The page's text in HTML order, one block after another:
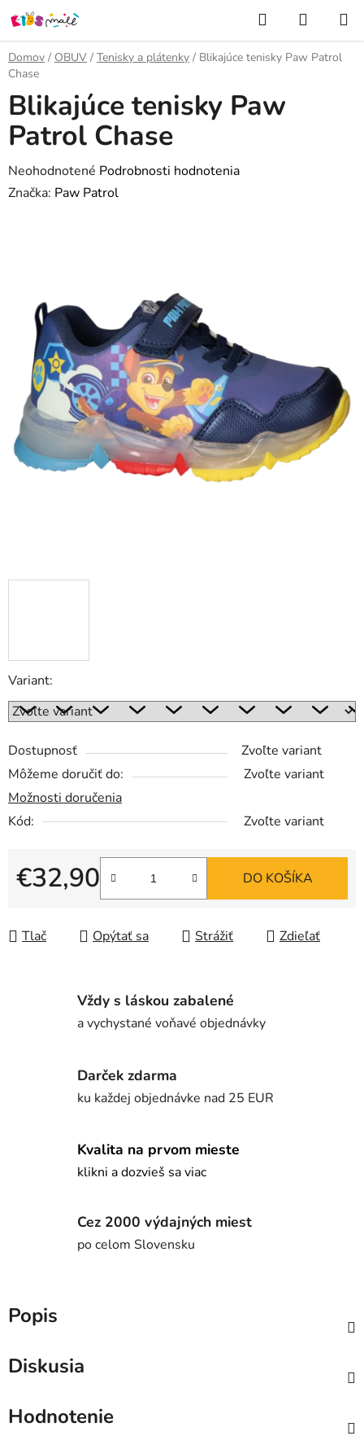
Prejsť
na
obsah
Hľadať
KOŠÍK
Domov / OBUV / Tenisky a plátenky / Blikajúce tenisky Paw Patrol
Chase
Variant:
Dostupnosť
Zvoľte variant
Môžeme doručiť do:
Zvoľte variant
Možnosti doručenia
Kód:
Zvoľte variant
€32,90
Jednotková cena:
DO KOŠÍKA
Tlač Opýtať sa Strážiť Zdieľať
Blikajúce tenisky Paw
Patrol Chase
Priemerné
hodnotenie
hviezdičiek.
Neohodnotené Podrobnosti hodnotenia
Značka: Paw Patrol
Vždy s láskou zabalené
a vychystané voňavé objednávky
Darček zdarma
ku každej objednávke nad 25 EUR
Kvalita na prvom mieste
klikni a dozvieš sa viac
Cez 2000 výdajných miest
po celom Slovensku
Popis
Diskusia
Hodnotenie